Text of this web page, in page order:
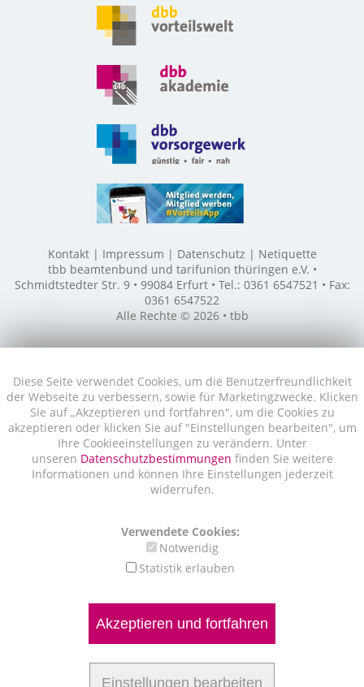
Diese Seite verwendet Cookies, um die Benutzerfreundlichkeit
der Webseite zu verbessern, sowie für Marketingzwecke. Klicken
Sie auf „Akzeptieren und fortfahren", um die Cookies zu
akzeptieren oder klicken Sie auf "Einstellungen bearbeiten", um
Ihre Cookieeinstellungen zu verändern. Unter
unseren Datenschutzbestimmungen finden Sie weitere
Informationen und können Ihre Einstellungen jederzeit
widerrufen.
Verwendete Cookies:
Notwendig
Statistik erlauben
Akzeptieren und fortfahren
Einstellungen bearbeiten
Kontakt Impressum Datenschutz
Netiquette
tbb beamtenbund und tarifunion thüringen e.V. •
Schmidtstedter Str. 9 • 99084 Erfurt • Tel.: 0361 6547521 • Fax:
0361 6547522
Alle Rechte © 2026 • tbb